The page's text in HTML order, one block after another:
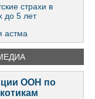
страхи в
до 5 лет
астма
ООН по